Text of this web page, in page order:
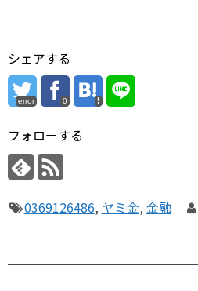
シェアする
error 0
フォローする
0369126486, ヤミ金, 金融